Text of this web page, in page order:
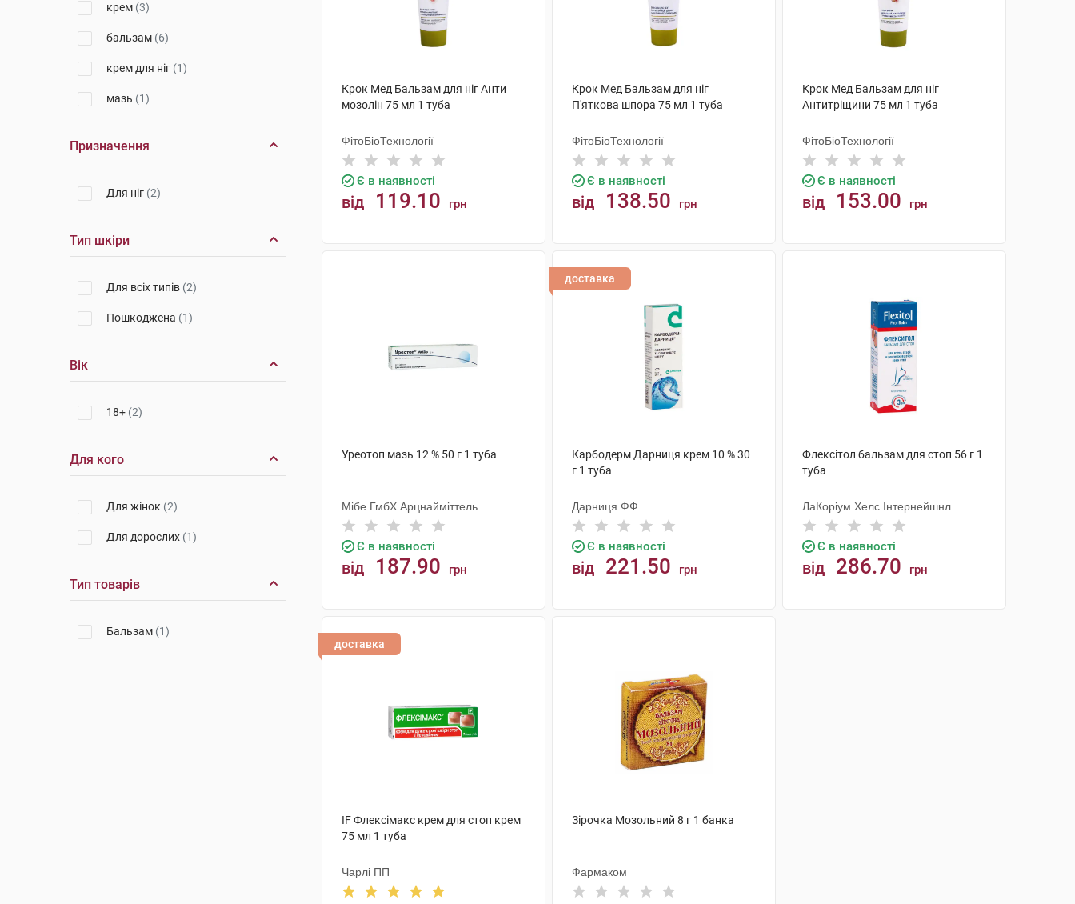
крем (3)
бальзам (6)
крем для ніг (1)
мазь (1)
Призначення
Для ніг (2)
Тип шкіри
Для всіх типів (2)
Пошкоджена (1)
Вік
18+ (2)
Для кого
Для жінок (2)
Для дорослих (1)
Тип товарів
Бальзам (1)
Крок Мед Бальзам для ніг Анти
мозолін 75 мл 1 туба
ФітоБіоТехнології
Є в наявності
від 119.10 грн
Крок Мед Бальзам для ніг
П'яткова шпора 75 мл 1 туба
ФітоБіоТехнології
Є в наявності
від 138.50 грн
Крок Мед Бальзам для ніг
Антитріщини 75 мл 1 туба
ФітоБіоТехнології
Є в наявності
від 153.00 грн
Уреотоп мазь 12 % 50 г 1 туба
Мібе ГмбХ Арцнайміттель
Є в наявності
від 187.90 грн
доставка
Карбодерм Дарниця крем 10 % 30
г 1 туба
Дарниця ФФ
Є в наявності
від 221.50 грн
Флексітол бальзам для стоп 56 г 1
туба
ЛаКоріум Хелс Інтернейшнл
Є в наявності
від 286.70 грн
доставка
IF Флексімакс крем для стоп крем
75 мл 1 туба
Чарлі ПП
Зірочка Мозольний 8 г 1 банка
Фармаком